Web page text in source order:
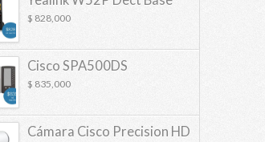
$ 828,000
Cisco SPA500DS
$ 835,000
Cámara Cisco Precision HD